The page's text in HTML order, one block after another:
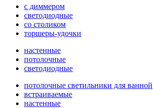
с диммером
светодиодные
со столиком
торшеры-удочки
настенные
потолочные
светодиодные
потолочные светильники для ванной
встраиваемые
настенные